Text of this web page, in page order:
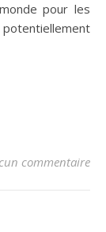
pour les
commentaire